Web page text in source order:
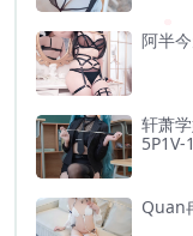
阿半
轩萧
5P1V-
Quan